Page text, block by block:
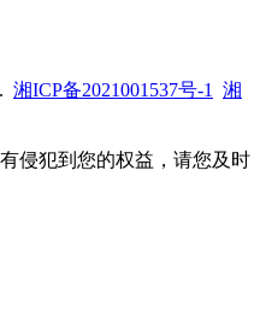
湘ICP备2021001537号-1
湘
侵犯到您的权益，请您及时